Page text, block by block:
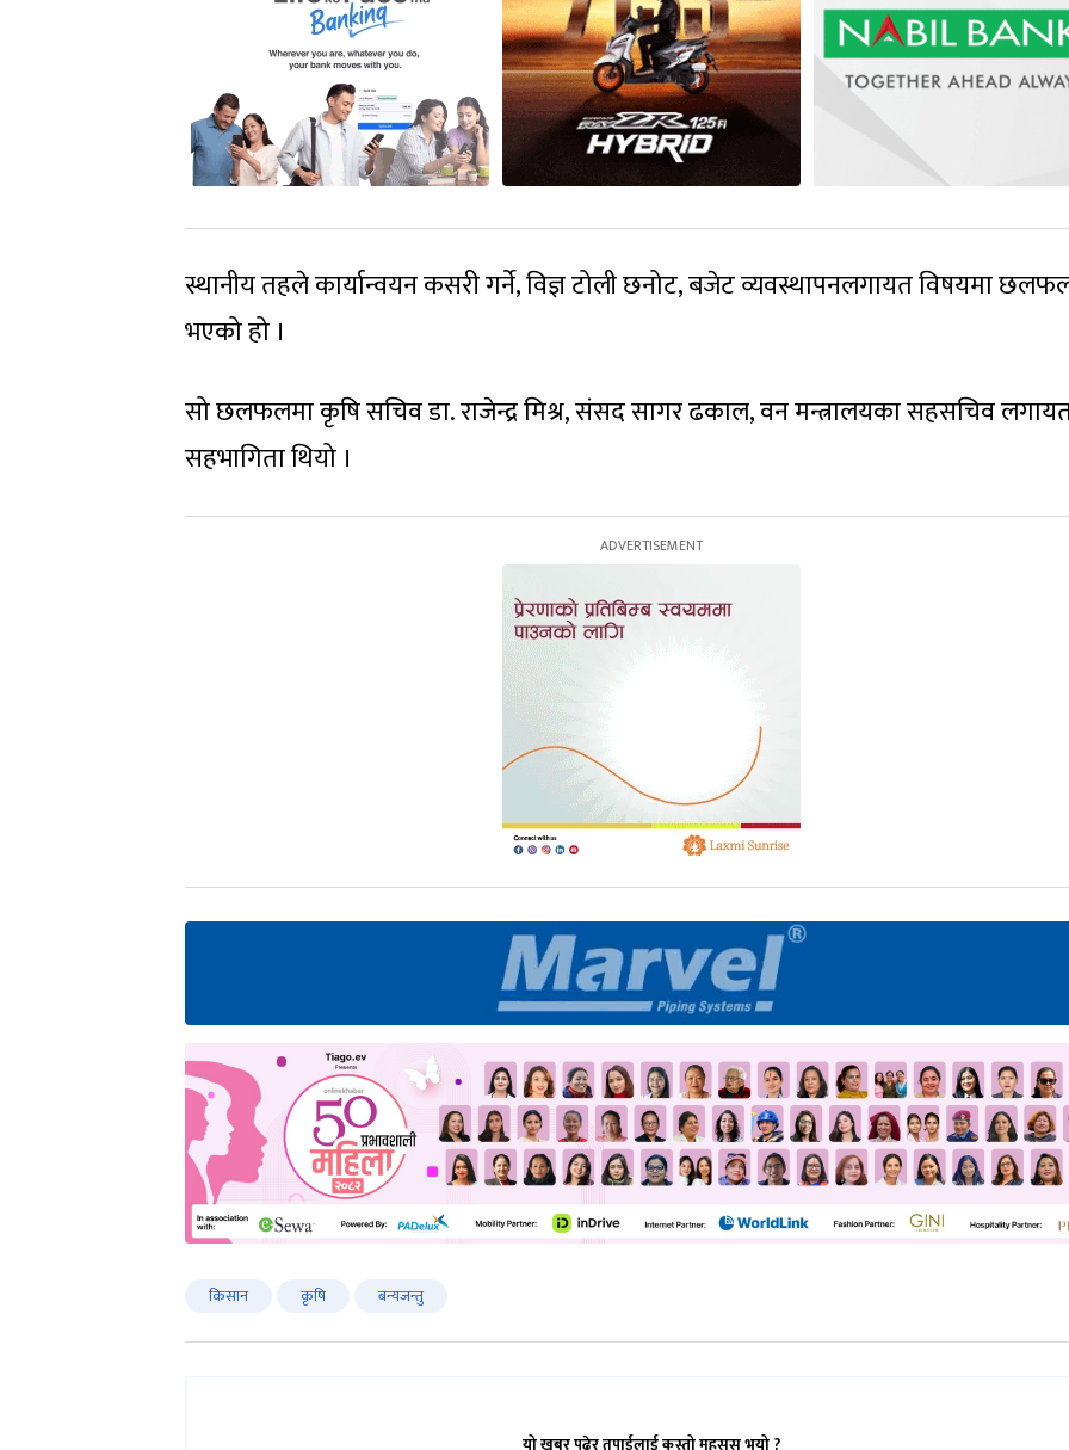
स्थानीय तहले कार्यान्वयन कसरी गर्ने, विज्ञ टोली छनोट, बजेट व्यवस्थापनलगायत विषयमा
भएको हो ।
सो छलफलमा कृषि सचिव डा. राजेन्द्र मिश्र, संसद सागर ढकाल, वन मन्त्रालयका सहसचिव
सहभागिता थियो ।
किसान कृषि बन्यजन्तु